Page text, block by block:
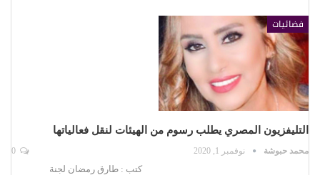
فضائيات
التليفزيون المصري يطلب رسوم من الهيئات لنقل فعالياتها
محمد حبوشة نوفمبر 1, 2020
كتب : طارق رمضان لجنة